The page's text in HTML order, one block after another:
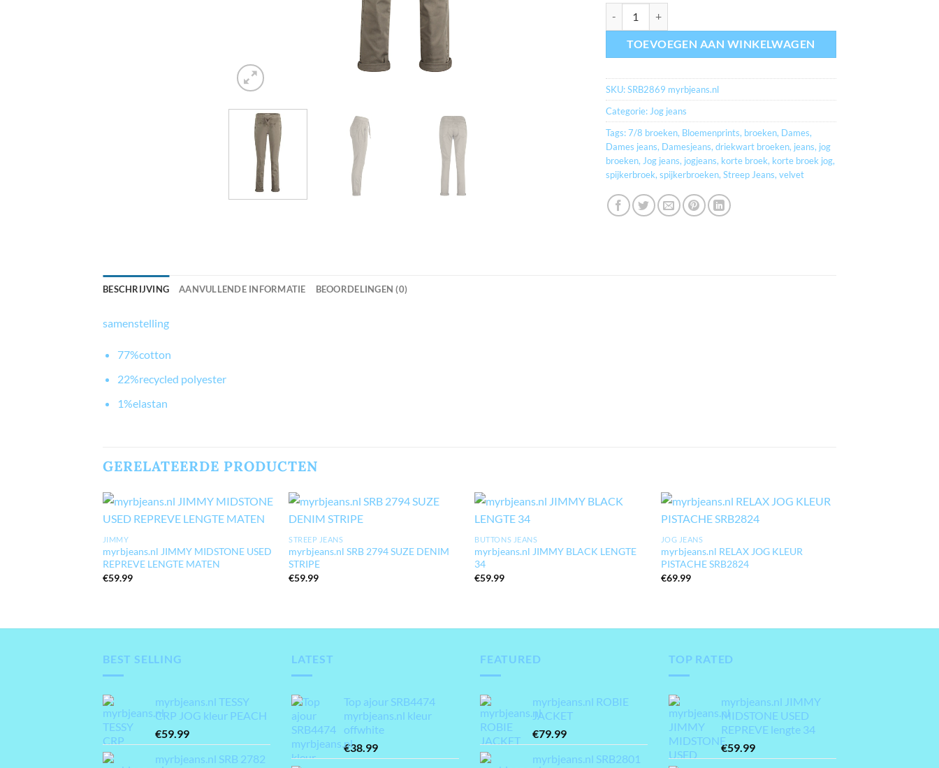
TOEVOEGEN AAN WINKELWAGEN
SKU:SRB2869 myrbjeans.nl
Categorie: Jog jeans
Tags:7/8 broeken, Bloemenprints, broeken, Dames,
Dames jeans, Damesjeans, driekwart broeken, jeans, jog
broeken, Jog jeans, jogjeans, korte broek, korte broek jog,
spijkerbroek, spijkerbroeken, Streep Jeans, velvet
BESCHRIJVING AANVULLENDE INFORMATIE BEOORDELINGEN (0)
samenstelling
77%cotton
22%recycled polyester
1%elastan
GERELATEERDE PRODUCTEN
JIMMY
myrbjeans.nl JIMMY MIDSTONE USED
REPREVE LENGTE MATEN
€59.99
STREEP JEANS
myrbjeans.nl SRB 2794 SUZE DENIM
STRIPE
€59.99
BUTTONS JEANS
myrbjeans.nl JIMMY BLACK LENGTE
34
€59.99
JOG JEANS
myrbjeans.nl RELAX JOG KLEUR
PISTACHE SRB2824
€69.99
BEST SELLING
myrbjeans.nl TESSY
CRP JOG kleur PEACH
€59.99
myrbjeans.nl SRB 2782
LATEST
Top ajour SRB4474
myrbjeans.nl kleur
offwhite
€38.99
FEATURED
myrbjeans.nl ROBIE
JACKET
€79.99
myrbjeans.nl SRB2801
TOP RATED
myrbjeans.nl JIMMY
MIDSTONE USED
REPREVE lengte 34
€59.99